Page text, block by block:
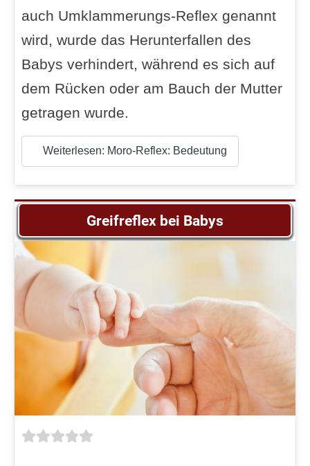
auch Umklammerungs-Reflex genannt
wird, wurde das Herunterfallen des
Babys verhindert, während es sich auf
dem Rücken oder am Bauch der Mutter
getragen wurde.
Weiterlesen: Moro-Reflex: Bedeutung
Greifreflex bei Babys